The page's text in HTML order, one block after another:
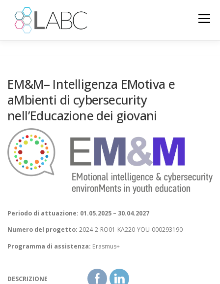
contenuto
Menu
PROGETTI CONCLUSI PSICOLOGIA
IT LINGUA:
EM&M– Intelligenza EMotiva e
aMbienti di cybersecurity
nell’Educazione dei giovani
Periodo di attuazione: 01.05.2025 – 30.04.2027
Numero del progetto: 2024-2-RO01-KA220-YOU-000293190
Programma di assistenza: Erasmus+
DESCRIZIONE